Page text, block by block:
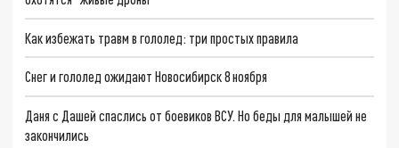
Как избежать травм в гололед: три простых правила
Снег и гололед ожидают Новосибирск 8 ноября
Даня с Дашей спаслись от боевиков ВСУ. Но беды для малышей не
закончились